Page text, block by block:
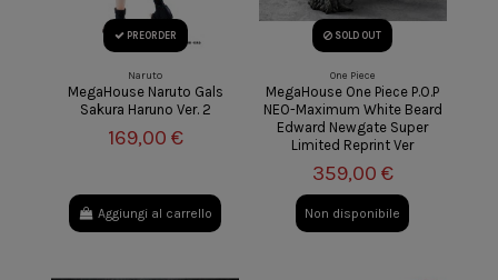
PREORDER
Naruto
MegaHouse Naruto Gals
Sakura Haruno Ver. 2
169,00 €
Aggiungi al carrello
SOLD OUT
One Piece
MegaHouse One Piece P.O.P
NEO-Maximum White Beard
Edward Newgate Super
Limited Reprint Ver
359,00 €
Non disponibile